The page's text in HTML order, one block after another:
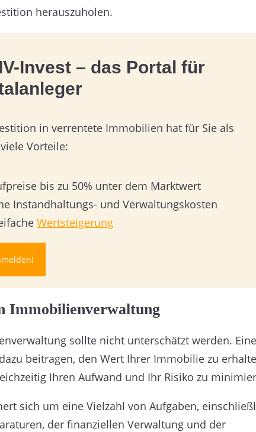
herauszuholen.
Invest – das Portal für
in verrentete Immobilien hat für Sie als
Vorteile:
bis zu 50% unter dem Marktwert
Instandhaltungs- und Verwaltungskosten
Wertsteigerung
Immobilienverwaltung
sollte nicht unterschätzt werden. Eine
beitragen, den Wert Ihrer Immobilie zu
Ihren Aufwand und Ihr Risiko zu
sich um eine Vielzahl von Aufgaben,
der finanziellen Verwaltung und der